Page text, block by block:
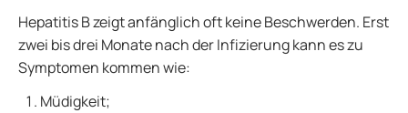
Hepatitis B zeigt anfänglich oft keine Beschwerden. Erst
zwei bis drei Monate nach der Infizierung kann es zu
Symptomen kommen wie:
Müdigkeit;